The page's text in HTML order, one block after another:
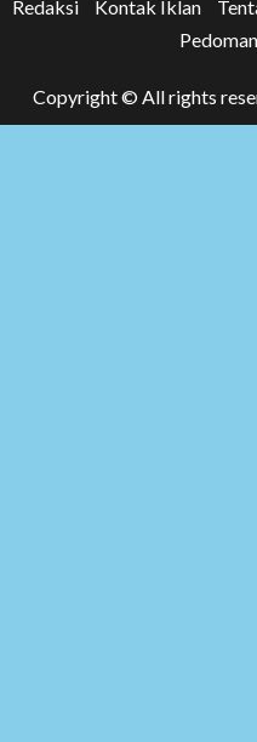
Redaksi Kontak Iklan
Copyright © All rights